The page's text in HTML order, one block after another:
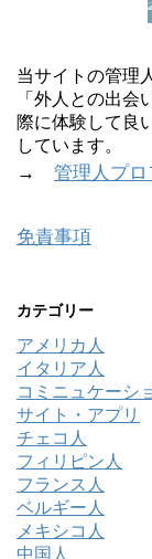
当サイトの管理
「外人との出
際に体験して良
しています。
→ 管理人プ
免責事項
カテゴリー
アメリカ人
イタリア人
コミニュケーシ
サイト・アプリ
チェコ人
フィリピン人
フランス人
ベルギー人
メキシコ人
中国人